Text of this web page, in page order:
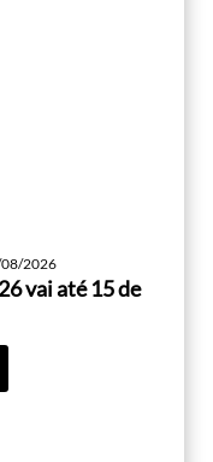
2026
vai até 15 de